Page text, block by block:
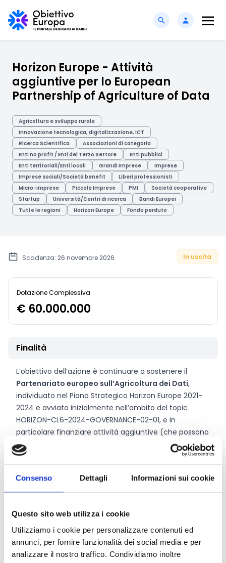
Consenso Dettagli Informazioni sui cookie
Questo sito web utilizza i cookie
Utilizziamo i cookie per personalizzare contenuti ed
annunci, per fornire funzionalità dei social media e per
analizzare il nostro traffico. Condividiamo inoltre
Horizon Europe - Attività
aggiuntive per lo European
Partnership of Agriculture of Data
Agricoltura e sviluppo rurale
Innovazione tecnologica, digitalizzazione, ICT
Ricerca Scientifica
Associazioni di categoria
Enti no profit / Enti del Terzo Settore
Enti pubblici
Enti territoriali/Enti locali
Grandi Imprese
Imprese
Imprese sociali/Società benefit
Liberi professionisti
Micro-imprese
Piccole Imprese PMI
Società cooperative
Startup
Università/Centri di ricerca
Bandi Europei
Tutte le regioni
Horizon Europe Fondo perduto
Scadenza: 26 novembre 2026 In uscita
Dotazione Complessiva
€ 60.000.000
Finalità
L’obiettivo dell’azione è continuare a sostenere il
Partenariato europeo sull’Agricoltura dei Dati,
individuato nel Piano Strategico Horizon Europe 2021–
2024 e avviato inizialmente nell’ambito del topic
HORIZON-CL6-2024-GOVERNANCE-02-01, e in
particolare finanziare attività aggiuntive (che possono
essere svolte anche da partner aggiuntivi) in linea con
l’ambito e la durata previsti del partenariato, e
Regolamento Horizon Europe.